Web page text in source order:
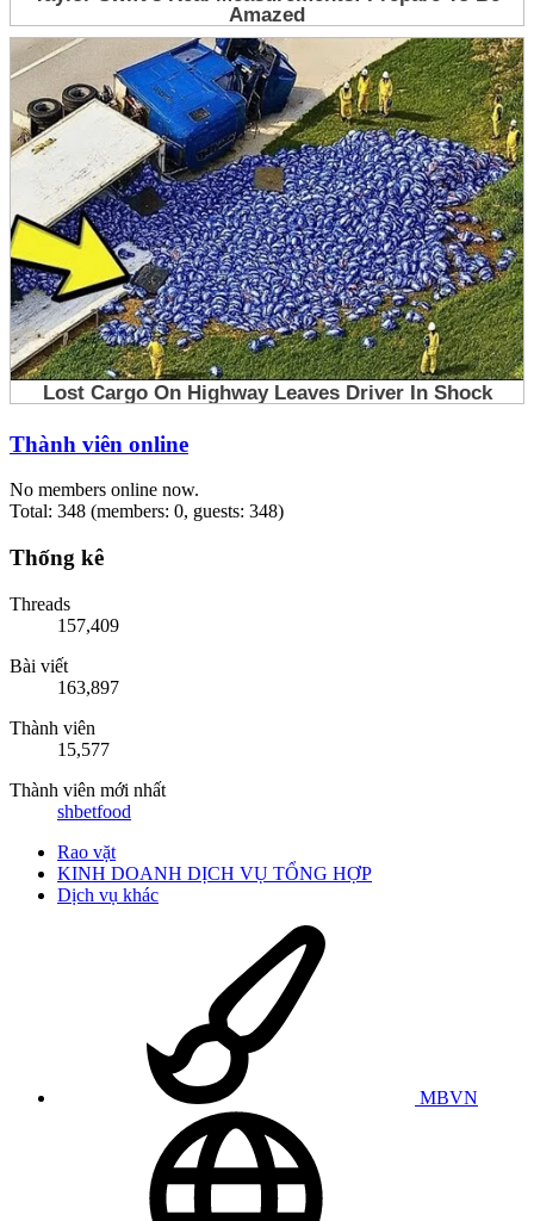
Thành viên online
No members online now.
Total: 348 (members: 0, guests: 348)
Thống kê
Threads
157,409
Bài viết
163,897
Thành viên
15,577
Thành viên mới nhất
shbetfood
Rao vặt
KINH DOANH DỊCH VỤ TỔNG HỢP
Dịch vụ khác
MBVN